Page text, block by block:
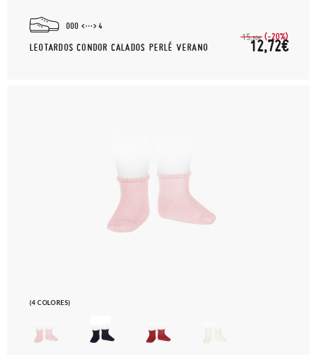
000 4
LEOTARDOS CONDOR CALADOS PERLÉ VERANO
15,90€ (-20%)
12,72€
(4 COLORES)